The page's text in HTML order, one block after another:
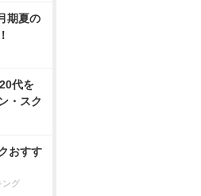
期夏の
代を
・スク
おすす
ング